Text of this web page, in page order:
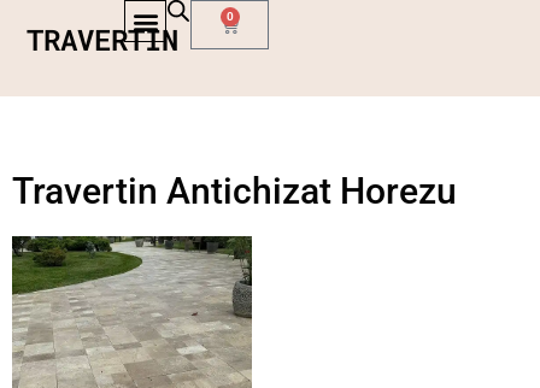
TRAVERTIN
0
Travertin Antichizat Horezu